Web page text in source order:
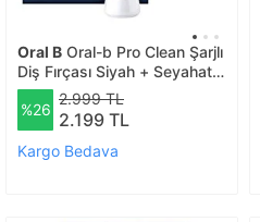
Oral B Oral-b Pro Clean Şarjlı
Diş Fırçası Siyah + Seyahat
Kabı
%26
2.999 TL
2.199 TL
Kargo Bedava